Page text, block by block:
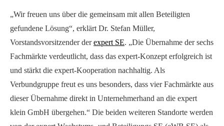
„Wir freuen uns über die gemeinsam mit allen Beteiligten
gefundene Lösung“, erklärt Dr. Stefan Müller,
Vorstandsvorsitzender derexpert SE. „Die Übernahme der sechs
Fachmärkte verdeutlicht, dass das expert-Konzept erfolgreich ist
und stärkt die expert-Kooperation nachhaltig. Als
Verbundgruppe freut es uns besonders, dass vier Fachmärkte aus
dieser Übernahme direkt in Unternehmerhand an die expert
klein GmbH übergehen.“ Die beiden weiteren Standorte werden